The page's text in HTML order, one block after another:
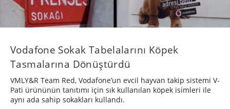
Vodafone Sokak Tabelalarını Köpek
Tasmalarına Dönüştürdü
VMLY&R Team Red, Vodafone’un evcil hayvan takip sistemi V-
Pati ürününün tanıtımı için sık kullanılan köpek isimleri ile
aynı ada sahip sokakları kullandı.